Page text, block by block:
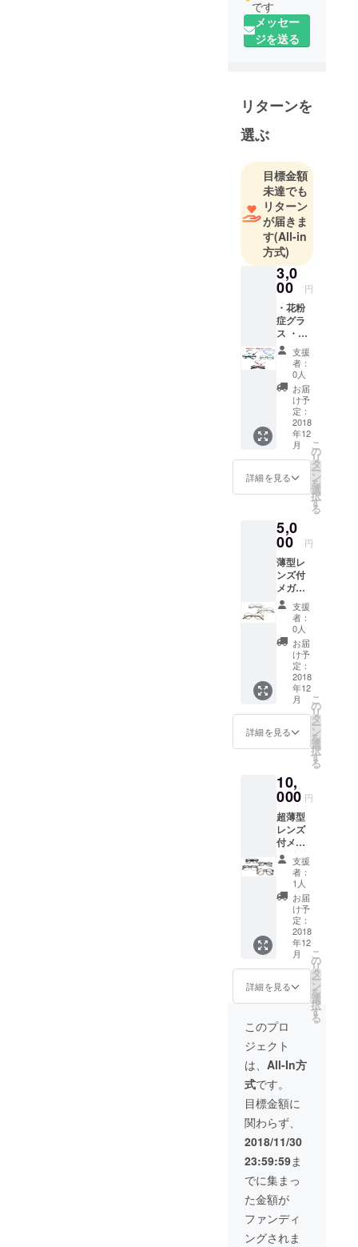
です
メッセー
ジを送る
リターンを
選ぶ
目標金額
未達でも
リターン
が届きま
す(All-in
方式)
3,0
00 円
・花粉
症グラ
ス ・お
風呂メ
ガネ ・
PCグラ
ス 上記
の中か
ら1つお
選びい
ただけ
ます
支援
者：
0人
お届
け予
定：
2018
年12
月
詳細を見る
こ
の
リ
タ
ー
ン
を
選
択
す
る
5,0
00 円
薄型レ
ンズ付
メガ
ネ 1本
写真は
一例で
す。弊
社より
該当商
品の画
像を
メール
にてお
送りし
ます。
その中
好きな
商品を
お選び
いただ
けま
す。 度
数をお
教えい
ただけ
れば、
度付き
レンズ
に加工
してお
送りし
ます。
支援
者：
0人
お届
け予
定：
2018
年12
月
詳細を見る
こ
の
リ
タ
ー
ン
を
選
択
す
る
10,
000 円
超薄型
レンズ
付メガ
ネ 1本
写真は
一例で
す。弊
社より
該当商
品の画
像を
メール
にてお
送りし
ます。
その中
からお
好きな
商品を
お選び
いただ
けま
す。 度
数をお
教えい
ただけ
れば、
度付き
レンズ
に加工
してお
送りし
ます。
支援
者：
1人
お届
け予
定：
2018
年12
月
詳細を見る
こ
の
リ
タ
ー
ン
を
選
択
す
る
このプロ
ジェクト
は、 All-In方
式です。
目標金額に
関わらず、
2018/11/30
23:59:59ま
でに集まっ
た金額が
ファンディ
ングされま